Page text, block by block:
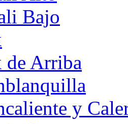
Bajo
de Arriba
y